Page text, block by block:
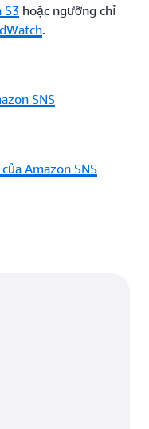
S3 hoặc ngưỡng chỉ
.
SNS
Amazon SNS